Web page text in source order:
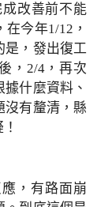
改善前不能
今年1/12，
是，發出復工
，2/4，再次
什麼資料、
沒有釐清，縣
，有路面崩